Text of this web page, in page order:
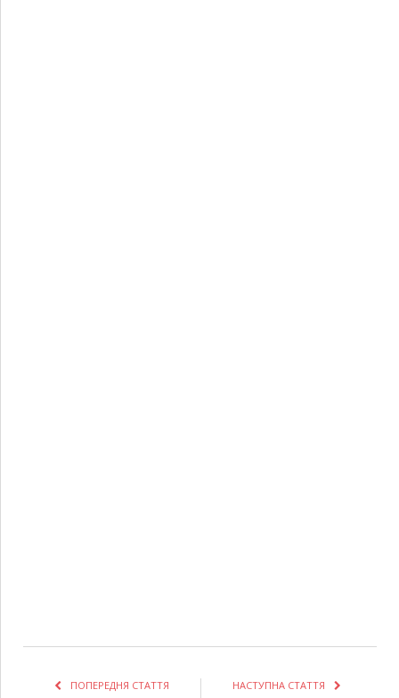
ПОПЕРЕДНЯ СТАТТЯ НАСТУПНА СТАТТЯ